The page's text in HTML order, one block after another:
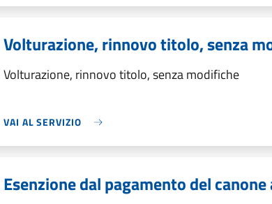
Volturazione, rinnovo titolo, senza
Volturazione, rinnovo titolo, senza modifiche
VAI AL SERVIZIO
Esenzione dal pagamento del